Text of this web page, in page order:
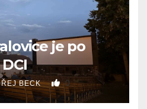
je po
BECK 0